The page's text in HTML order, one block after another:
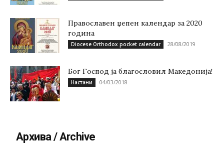
Православен џепен календар за 2020
година
Diocese Orthodox pocket calendar 28/08/2019
Бог Господ ја благословил Македонија!
Настани 04/03/2018
Архива / Archive